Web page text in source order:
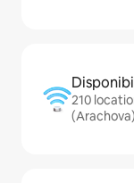
210